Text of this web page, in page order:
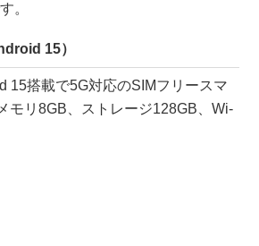
。
15）
搭載で5G対応のSIMフリースマ
モリ8GB、ストレージ128GB、Wi-